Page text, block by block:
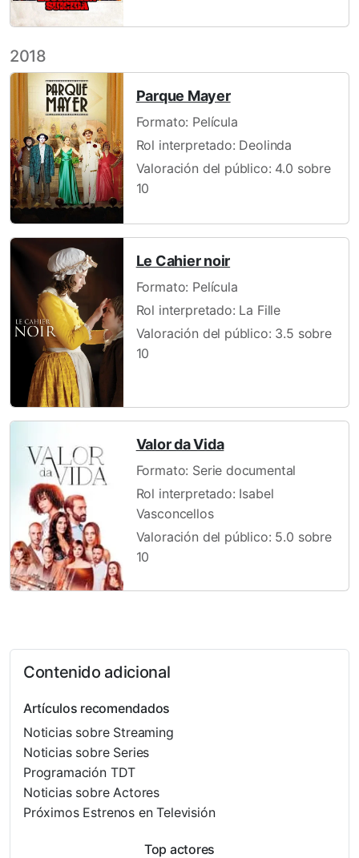
2018
Parque Mayer
Formato: Película
Rol interpretado: Deolinda
Valoración del público: 4.0 sobre
10
Le Cahier noir
Formato: Película
Rol interpretado: La Fille
Valoración del público: 3.5 sobre
10
Valor da Vida
Formato: Serie documental
Rol interpretado: Isabel
Vasconcellos
Valoración del público: 5.0 sobre
10
Contenido adicional
Artículos recomendados
Noticias sobre Streaming
Noticias sobre Series
Programación TDT
Noticias sobre Actores
Próximos Estrenos en Televisión
Top actores